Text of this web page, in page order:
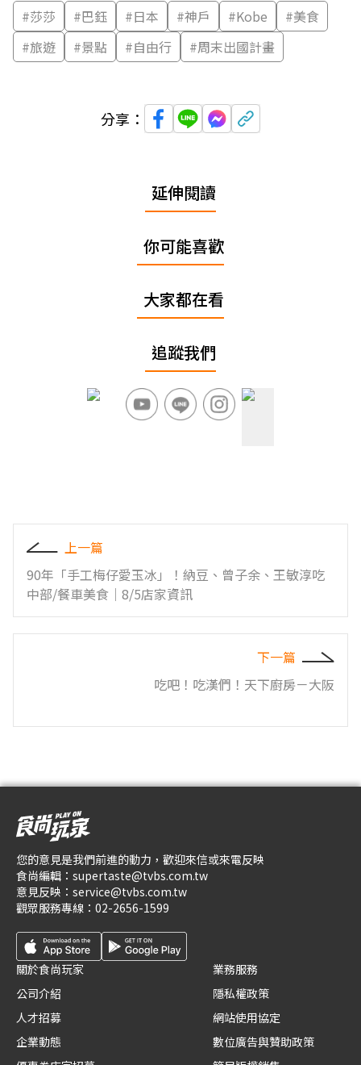
#莎莎 #巴鈺 #日本 #神戶 #Kobe #美食
#旅遊 #景點 #自由行 #周末出國計畫
分享：
延伸閱讀
你可能喜歡
大家都在看
追蹤我們
上一篇
90年「手工梅仔愛玉冰」！納豆、曾子余、王敏淳吃
中部/餐車美食｜8/5店家資訊
下一篇
吃吧！吃漢們！天下廚房－大阪
您的意見是我們前進的動力，歡迎來信或來電反映
食尚編輯： supertaste@tvbs.com.tw
意見反映： service@tvbs.com.tw
觀眾服務專線： 02-2656-1599
關於食尚玩家
公司介紹
人才招募
企業動態
業務服務
隱私權政策
網站使用協定
數位廣告與贊助政策